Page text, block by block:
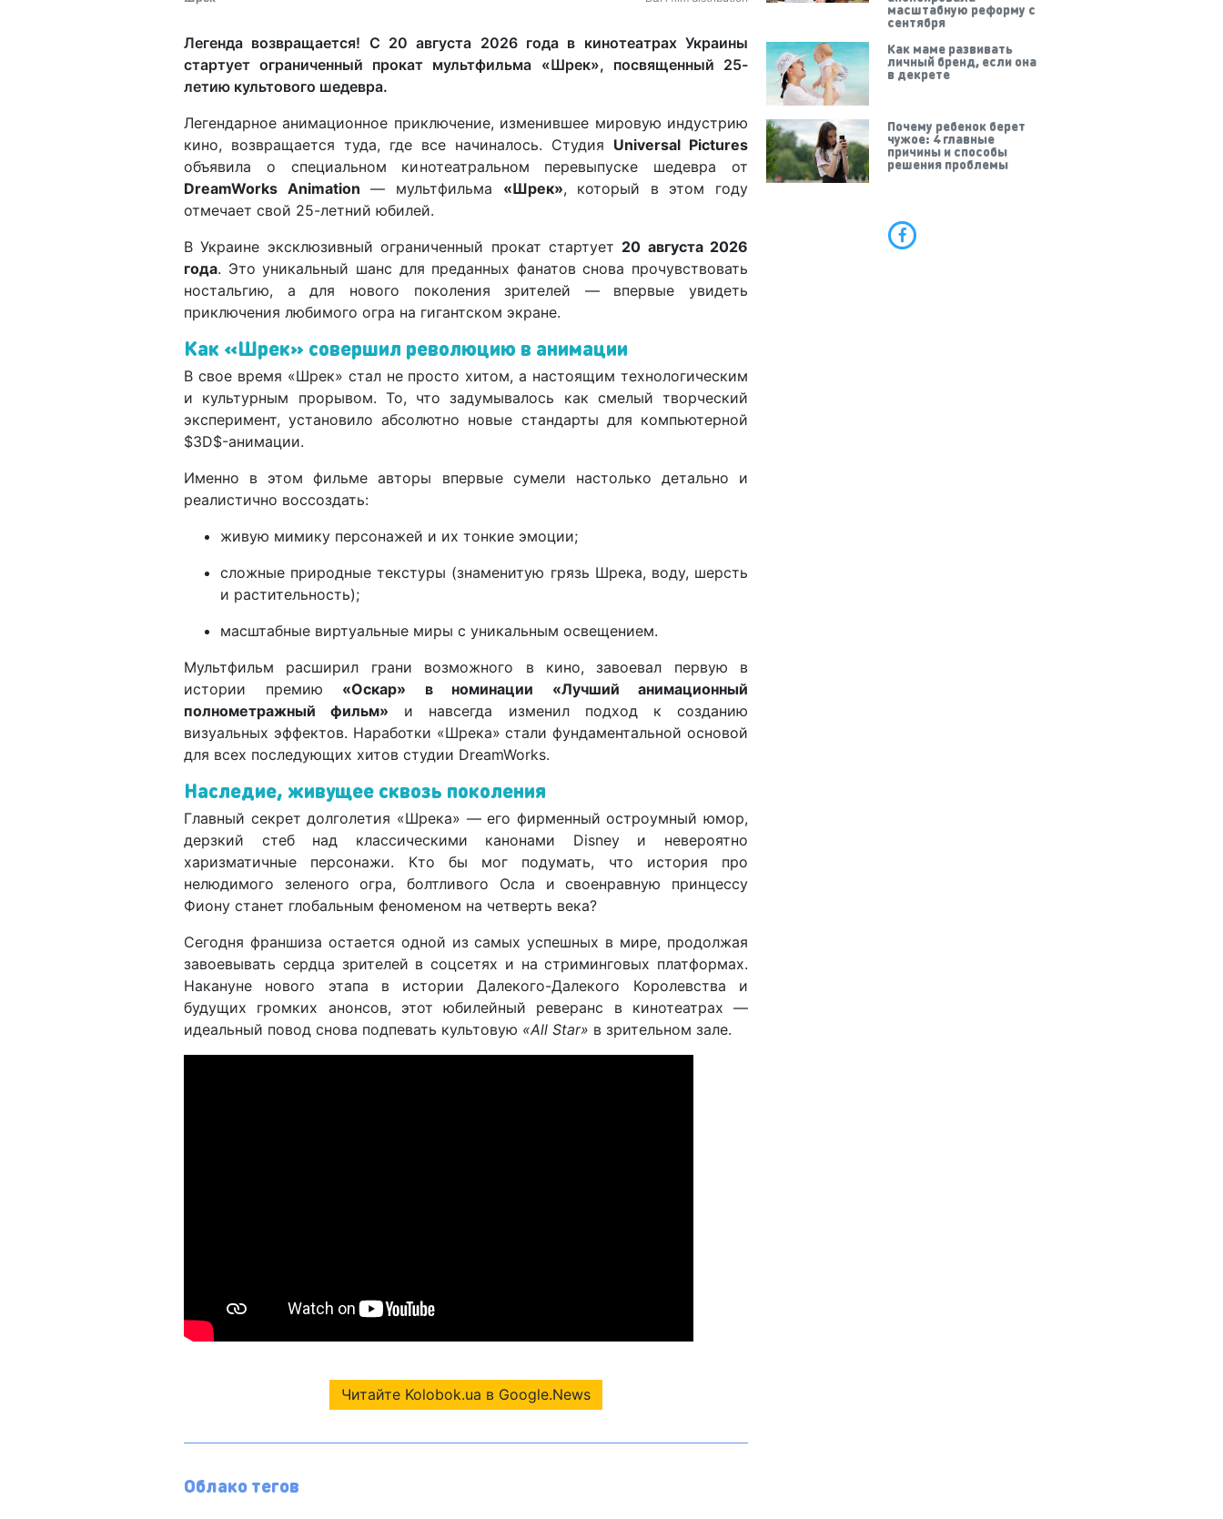
Легенда возвращается! С 20 августа 2026 года в кинотеатрах Украины
стартует ограниченный прокат мультфильма «Шрек», посвященный 25-
летию культового шедевра.
Легендарное анимационное приключение, изменившее мировую индустрию
кино, возвращается туда, где все начиналось. Студия Universal Pictures
объявила о специальном кинотеатральном перевыпуске шедевра от
DreamWorks Animation — мультфильма «Шрек», который в этом году
отмечает свой 25-летний юбилей.
В Украине эксклюзивный ограниченный прокат стартует 20 августа 2026
года. Это уникальный шанс для преданных фанатов снова прочувствовать
ностальгию, а для нового поколения зрителей — впервые увидеть
приключения любимого огра на гигантском экране.
Как «Шрек» совершил революцию в анимации
В свое время «Шрек» стал не просто хитом, а настоящим технологическим
и культурным прорывом. То, что задумывалось как смелый творческий
эксперимент, установило абсолютно новые стандарты для компьютерной
$3D$-анимации.
Именно в этом фильме авторы впервые сумели настолько детально и
реалистично воссоздать:
живую мимику персонажей и их тонкие эмоции;
сложные природные текстуры (знаменитую грязь Шрека, воду, шерсть
и растительность);
масштабные виртуальные миры с уникальным освещением.
Мультфильм расширил грани возможного в кино, завоевал первую в
истории премию «Оскар» в номинации «Лучший анимационный
полнометражный фильм» и навсегда изменил подход к созданию
визуальных эффектов. Наработки «Шрека» стали фундаментальной основой
для всех последующих хитов студии DreamWorks.
Наследие, живущее сквозь поколения
Главный секрет долголетия «Шрека» — его фирменный остроумный юмор,
дерзкий стеб над классическими канонами Disney и невероятно
харизматичные персонажи. Кто бы мог подумать, что история про
нелюдимого зеленого огра, болтливого Осла и своенравную принцессу
Фиону станет глобальным феноменом на четверть века?
Сегодня франшиза остается одной из самых успешных в мире, продолжая
завоевывать сердца зрителей в соцсетях и на стриминговых платформах.
Накануне нового этапа в истории Далекого-Далекого Королевства и
будущих громких анонсов, этот юбилейный реверанс в кинотеатрах —
идеальный повод снова подпевать культовую «All Star» в зрительном зале.
Читайте Kolobok.ua в Google.News
Облако тегов
масштабную реформу с
сентября
Как маме развивать
личный бренд, если она
в декрете
Почему ребенок берет
чужое: 4 главные
причины и способы
решения проблемы